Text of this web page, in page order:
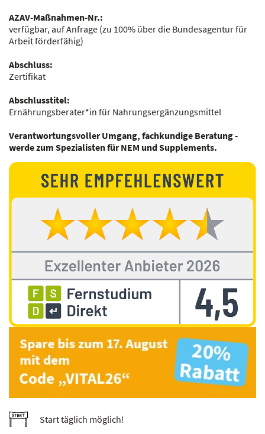
AZAV-Maßnahmen-Nr.:
verfügbar, auf Anfrage (zu 100% über die Bundesagentur für
Arbeit förderfähig)
Abschluss:
Zertifikat
Abschlusstitel:
Ernährungsberater*in für Nahrungsergänzungsmittel
Verantwortungsvoller Umgang, fachkundige Beratung -
werde zum Spezialisten für NEM und Supplements.
Start täglich möglich!